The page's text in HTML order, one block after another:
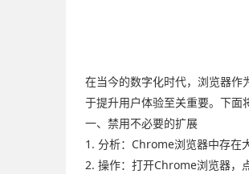
在当今的数字化时代，浏览器
于提升用户体验至关重要。下面
一、禁用不必要的扩展
1. 分析：Chrome浏览器中存在
2. 操作：打开Chrome浏览器，